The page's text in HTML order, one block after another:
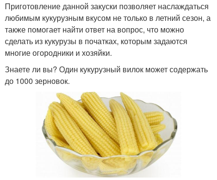
Приготовление данной закуски позволяет наслаждаться
любимым кукурузным вкусом не только в летний сезон, а
также помогает найти ответ на вопрос, что можно
сделать из кукурузы в початках, которым задаются
многие огородники и хозяйки.
Знаете ли вы? Один кукурузный вилок может содержать
до 1000 зерновок.